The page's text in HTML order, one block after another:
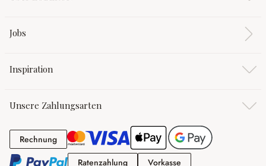
Jobs
Inspiration
Unsere Zahlungsarten
RechnungRechnung
RatenzahlungRatenzahlung
Vorkasse